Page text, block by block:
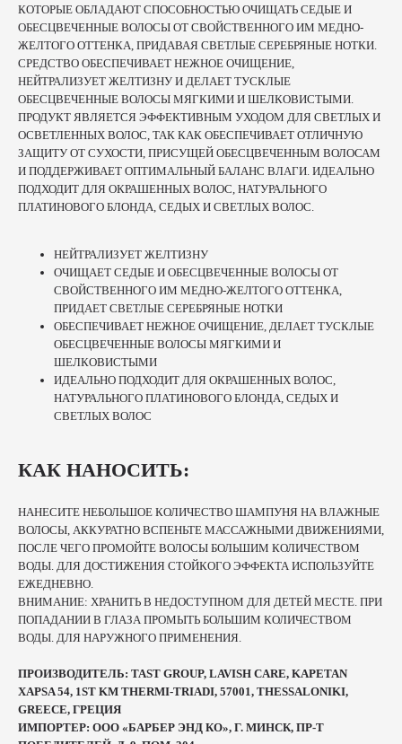
КОТОРЫЕ ОБЛАДАЮТ СПОСОБНОСТЬЮ ОЧИЩАТЬ СЕДЫЕ И
ОБЕСЦВЕЧЕННЫЕ ВОЛОСЫ ОТ СВОЙСТВЕННОГО ИМ МЕДНО-
ЖЕЛТОГО ОТТЕНКА, ПРИДАВАЯ СВЕТЛЫЕ СЕРЕБРЯНЫЕ НОТКИ.
СРЕДСТВО ОБЕСПЕЧИВАЕТ НЕЖНОЕ ОЧИЩЕНИЕ,
НЕЙТРАЛИЗУЕТ ЖЕЛТИЗНУ И ДЕЛАЕТ ТУСКЛЫЕ
ОБЕСЦВЕЧЕННЫЕ ВОЛОСЫ МЯГКИМИ И ШЕЛКОВИСТЫМИ.
ПРОДУКТ ЯВЛЯЕТСЯ ЭФФЕКТИВНЫМ УХОДОМ ДЛЯ СВЕТЛЫХ И
ОСВЕТЛЕННЫХ ВОЛОС, ТАК КАК ОБЕСПЕЧИВАЕТ ОТЛИЧНУЮ
ЗАЩИТУ ОТ СУХОСТИ, ПРИСУЩЕЙ ОБЕСЦВЕЧЕННЫМ ВОЛОСАМ
И ПОДДЕРЖИВАЕТ ОПТИМАЛЬНЫЙ БАЛАНС ВЛАГИ. ИДЕАЛЬНО
ПОДХОДИТ ДЛЯ ОКРАШЕННЫХ ВОЛОС, НАТУРАЛЬНОГО
ПЛАТИНОВОГО БЛОНДА, СЕДЫХ И СВЕТЛЫХ ВОЛОС.
НЕЙТРАЛИЗУЕТ ЖЕЛТИЗНУ
ОЧИЩАЕТ СЕДЫЕ И ОБЕСЦВЕЧЕННЫЕ ВОЛОСЫ ОТ
СВОЙСТВЕННОГО ИМ МЕДНО-ЖЕЛТОГО ОТТЕНКА,
ПРИДАЕТ СВЕТЛЫЕ СЕРЕБРЯНЫЕ НОТКИ
ОБЕСПЕЧИВАЕТ НЕЖНОЕ ОЧИЩЕНИЕ, ДЕЛАЕТ ТУСКЛЫЕ
ОБЕСЦВЕЧЕННЫЕ ВОЛОСЫ МЯГКИМИ И
ШЕЛКОВИСТЫМИ
ИДЕАЛЬНО ПОДХОДИТ ДЛЯ ОКРАШЕННЫХ ВОЛОС,
НАТУРАЛЬНОГО ПЛАТИНОВОГО БЛОНДА, СЕДЫХ И
СВЕТЛЫХ ВОЛОС
КАК НАНОСИТЬ:
НАНЕСИТЕ НЕБОЛЬШОЕ КОЛИЧЕСТВО ШАМПУНЯ НА ВЛАЖНЫЕ
ВОЛОСЫ, АККУРАТНО ВСПЕНЬТЕ МАССАЖНЫМИ ДВИЖЕНИЯМИ,
ПОСЛЕ ЧЕГО ПРОМОЙТЕ ВОЛОСЫ БОЛЬШИМ КОЛИЧЕСТВОМ
ВОДЫ. ДЛЯ ДОСТИЖЕНИЯ СТОЙКОГО ЭФФЕКТА ИСПОЛЬЗУЙТЕ
ЕЖЕДНЕВНО.
ВНИМАНИЕ: ХРАНИТЬ В НЕДОСТУПНОМ ДЛЯ ДЕТЕЙ МЕСТЕ. ПРИ
ПОПАДАНИИ В ГЛАЗА ПРОМЫТЬ БОЛЬШИМ КОЛИЧЕСТВОМ
ВОДЫ. ДЛЯ НАРУЖНОГО ПРИМЕНЕНИЯ.
ПРОИЗВОДИТЕЛЬ: TAST GROUP, LAVISH CARE, KAPETAN
XAPSA 54, 1ST KM THERMI-TRIADI, 57001, THESSALONIKI,
GREECE, ГРЕЦИЯ
ИМПОРТЕР: ООО «БАРБЕР ЭНД КО», Г. МИНСК, ПР-Т